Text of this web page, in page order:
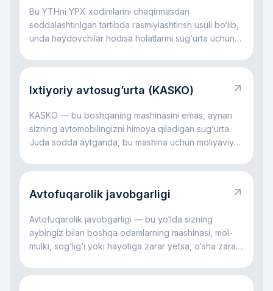
Bu YTHni YPX xodimlarini chaqirmasdan
soddalashtirilgan tartibda rasmiylashtirish usuli bo‘lib,
unda haydovchilar hodisa holatlarini sug‘urta uchun
Ixtiyoriy avtosug’urta (KASKO)
KASKO — bu boshqaning mashinasini emas, aynan
sizning avtomobilingizni himoya qiladigan sug‘urta.
Juda sodda aytganda, bu mashina uchun moliyaviy
avtoturargohda shikast yetsa, daraxt tushsa yoki
qismini sug‘urta kompaniyasi o‘z zimmasiga olishi
avtomobil xarajatlari bilan yolg‘iz qoldirmaslikka
yordam beradi.
Avtofuqarolik javobgarligi
Avtofuqarolik javobgarligi — bu yo‘lda sizning
aybingiz bilan boshqa odamlarning mashinasi, mol-
mulki, sog‘lig‘i yoki hayotiga zarar yetsa, o‘sha zarar
aytganda, bu rulda qilingan xato boshqaning zarariga